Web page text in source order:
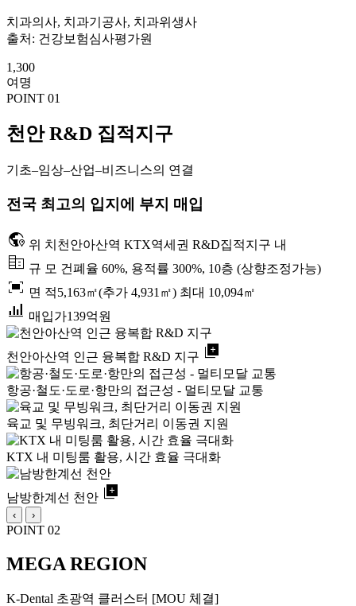
치과의사, 치과기공사, 치과위생사
출처: 건강보험심사평가원
1,300
여명
POINT 01
천안 R&D 집적지구
기초–임상–산업–비즈니스의 연결
전국 최고의 입지에 부지 매입
globe_location_pin 위 치 천안아산역 KTX역세권 R&D집적지구 내
corporate_fare 규 모 건폐율 60%, 용적률 300%, 10층 (상향조정가능)
fit_screen 면 적5,163㎡(추가 4,931㎡) 최대 10,094㎡
bar_chart_4_bars 매입가139억원
천안아산역 인근 융복합 R&D 지구 library_add
항공·철도·도로·항만의 접근성 - 멀티모달 교통
육교 및 무빙워크, 최단거리 이동권 지원
KTX 내 미팅룸 활용, 시간 효율 극대화
남방한계선 천안 library_add
‹ ›
POINT 02
MEGA REGION
K-Dental 초광역 클러스터 [MOU 체결]